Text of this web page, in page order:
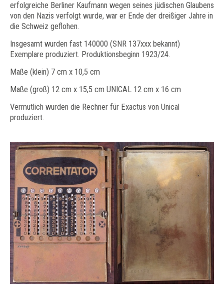
erfolgreiche Berliner Kaufmann wegen seines jüdischen Glaubens
von den Nazis verfolgt wurde, war er Ende der dreißiger Jahre in
die Schweiz geflohen.
Insgesamt wurden fast 140000 (SNR 137xxx bekannt)
Exemplare produziert. Produktionsbeginn 1923/24.
Maße (klein) 7 cm x 10,5 cm
Maße (groß) 12 cm x 15,5 cm UNICAL 12 cm x 16 cm
Vermutlich wurden die Rechner für Exactus von Unical
produziert.